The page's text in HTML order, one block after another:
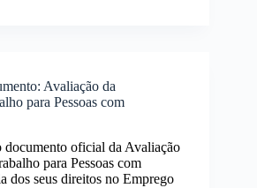
Avaliação da
para Pessoas com
documento oficial da Avaliação
para Pessoas com
dos seus direitos no Emprego